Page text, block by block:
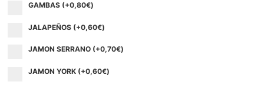
GAMBAS (+0,80€)
JALAPEÑOS (+0,60€)
JAMON SERRANO (+0,70€)
JAMON YORK (+0,60€)